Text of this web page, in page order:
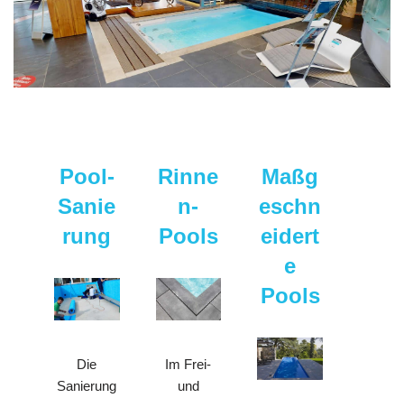
Pool-
Sanie
rung
Die
Sanierung
Rinne
n-
Pools
Im Frei-
und
Maßg
eschn
eidert
e
Pools